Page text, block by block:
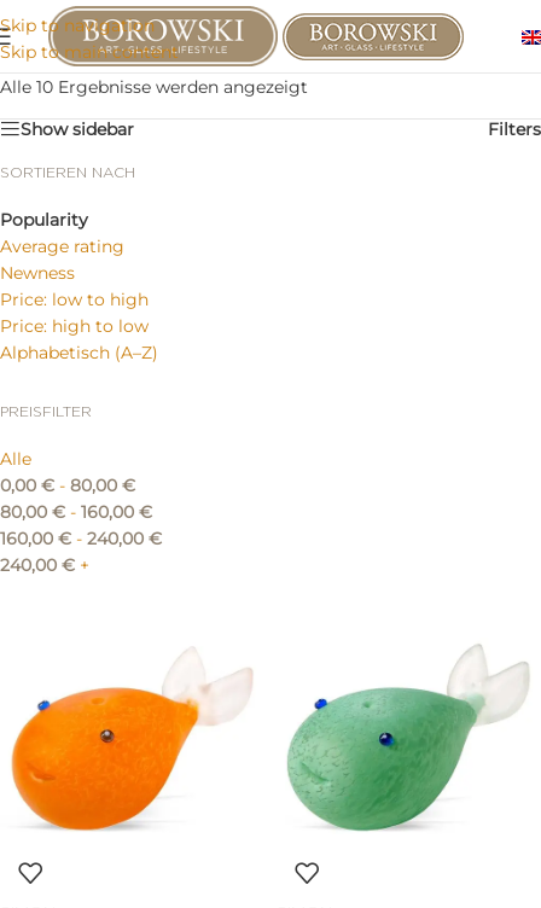
Skip to navigation
Skip to main content
Alle 10 Ergebnisse werden angezeigt
Show sidebar
Filters
SORTIEREN NACH
Popularity
Average rating
Newness
Price: low to high
Price: high to low
Alphabetisch (A–Z)
PREISFILTER
Alle
0,00 € - 80,00 €
80,00 € - 160,00 €
160,00 € - 240,00 €
240,00 € +